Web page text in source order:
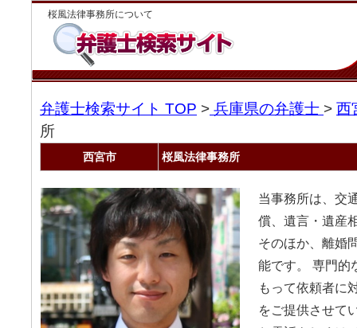
桜風法律事務所について
弁護士検索サイト TOP > 兵庫県の弁護士 > 西
所
西宮市 桜風法律事務所
当事務所は、交
償、遺言・遺産
そのほか、離婚
能です。 専門的
もって依頼者に
をご提供させて